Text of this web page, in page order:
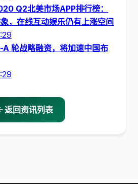
Q2北美市场APP排行榜：
，在线互动娱乐仍有上涨空间
轮战略融资，将加速中国布
返回资讯列表